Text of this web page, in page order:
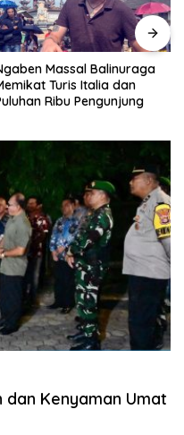
Massal Balinuraga
Turis Italia dan
Ribu Pengunjung
Kenyaman Umat